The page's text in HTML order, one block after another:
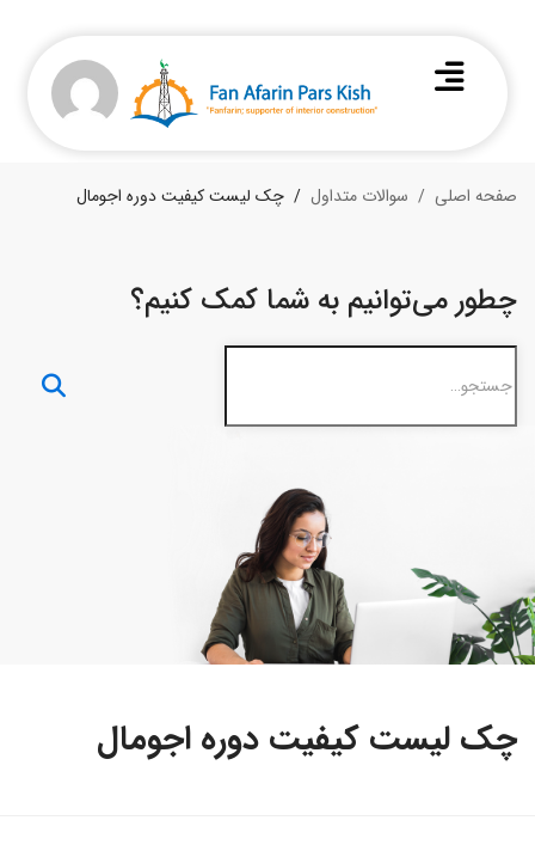
صفحه اصلی سوالات متداول چک لیست کیفیت دوره اجومال
چطور می‌توانیم به شما کمک کنیم؟
چک لیست کیفیت دوره اجومال